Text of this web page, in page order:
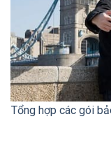
Tổng hợp các gói